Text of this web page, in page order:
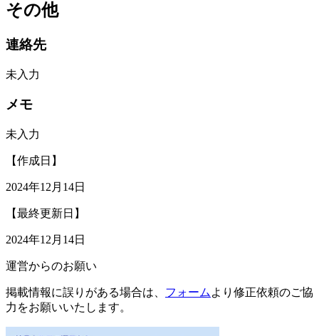
その他
連絡先
未入力
メモ
未入力
【作成日】
2024年12月14日
【最終更新日】
2024年12月14日
運営からのお願い
掲載情報に誤りがある場合は、 フォーム より修正依頼のご協
力をお願いいたします。